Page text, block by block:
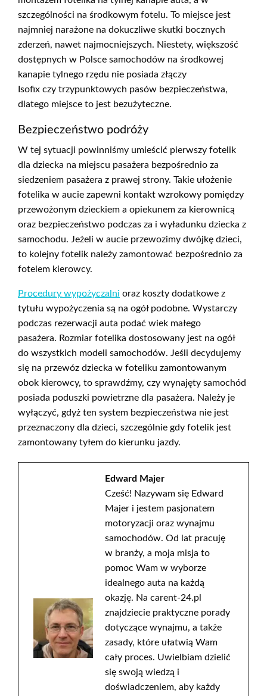
szczególności na środkowym fotelu. To miejsce jest
najmniej narażone na dokuczliwe skutki bocznych
zderzeń, nawet najmocniejszych. Niestety, większość
dostępnych w Polsce samochodów na środkowej
kanapie tylnego rzędu nie posiada złączy
Isofix czy trzypunktowych pasów bezpieczeństwa,
dlatego miejsce to jest bezużyteczne.
Bezpieczeństwo podróży
W tej sytuacji powinniśmy umieścić pierwszy fotelik
dla dziecka na miejscu pasażera bezpośrednio za
siedzeniem pasażera z prawej strony. Takie ułożenie
fotelika w aucie zapewni kontakt wzrokowy pomiędzy
przewożonym dzieckiem a opiekunem za kierownicą
oraz bezpieczeństwo podczas za i wyładunku dziecka z
samochodu. Jeżeli w aucie przewozimy dwójkę dzieci,
to kolejny fotelik należy zamontować bezpośrednio za
fotelem kierowcy.
Procedury wypożyczalni oraz koszty dodatkowe z
tytułu wypożyczenia są na ogół podobne. Wystarczy
podczas rezerwacji auta podać wiek małego
pasażera. Rozmiar fotelika dostosowany jest na ogół
do wszystkich modeli samochodów. Jeśli decydujemy
się na przewóz dziecka w foteliku zamontowanym
obok kierowcy, to sprawdźmy, czy wynajęty samochód
posiada poduszki powietrzne dla pasażera. Należy je
wyłączyć, gdyż ten system bezpieczeństwa nie jest
przeznaczony dla dzieci, szczególnie gdy fotelik jest
zamontowany tyłem do kierunku jazdy.
Edward Majer
Cześć! Nazywam się Edward
Majer i jestem pasjonatem
motoryzacji oraz wynajmu
samochodów. Od lat pracuję
w branży, a moja misja to
pomoc Wam w wyborze
idealnego auta na każdą
okazję. Na carent-24.pl
znajdziecie praktyczne porady
dotyczące wynajmu, a także
zasady, które ułatwią Wam
cały proces. Uwielbiam dzielić
się swoją wiedzą i
doświadczeniem, aby każdy